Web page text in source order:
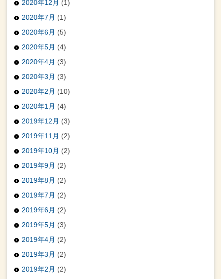
2020年12月 (1)
2020年7月 (1)
2020年6月 (5)
2020年5月 (4)
2020年4月 (3)
2020年3月 (3)
2020年2月 (10)
2020年1月 (4)
2019年12月 (3)
2019年11月 (2)
2019年10月 (2)
2019年9月 (2)
2019年8月 (2)
2019年7月 (2)
2019年6月 (2)
2019年5月 (3)
2019年4月 (2)
2019年3月 (2)
2019年2月 (2)